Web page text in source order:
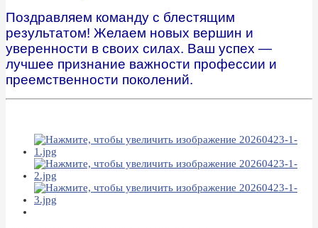
Поздравляем команду с блестящим
результатом! Желаем новых вершин и
уверенности в своих силах. Ваш успех —
лучшее признание важности профессии и
преемственности поколений.